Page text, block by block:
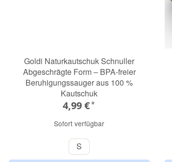
Goldi Naturkautschuk Schnuller
Abgeschrägte Form – BPA-freier
Beruhigungssauger aus 100 %
Kautschuk
4,99 €*
Sofort verfügbar
S